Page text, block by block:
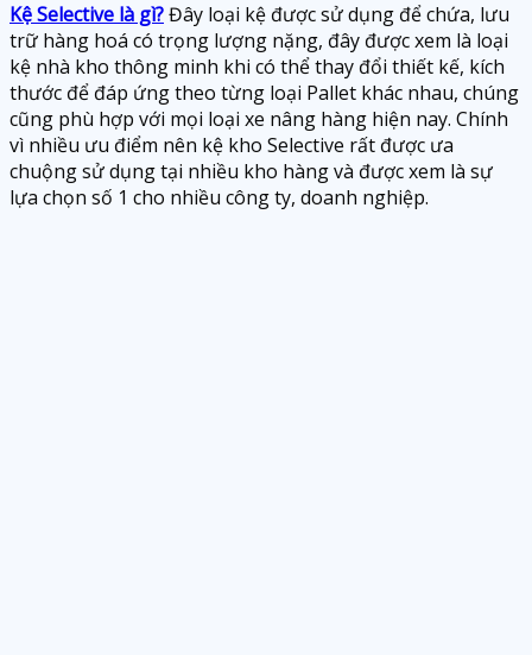
Kệ Selective là gì?Đây loại kệ được sử dụng để chứa, lưu
trữ hàng hoá có trọng lượng nặng, đây được xem là loại
kệ nhà kho thông minh khi có thể thay đổi thiết kế, kích
thước để đáp ứng theo từng loại Pallet khác nhau, chúng
cũng phù hợp với mọi loại xe nâng hàng hiện nay. Chính
vì nhiều ưu điểm nên kệ kho Selective rất được ưa
chuộng sử dụng tại nhiều kho hàng và được xem là sự
lựa chọn số 1 cho nhiều công ty, doanh nghiệp.